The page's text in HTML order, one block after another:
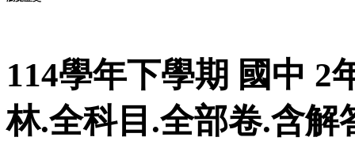
114學年下學期 國中 2
林.全科目.全部卷.含解